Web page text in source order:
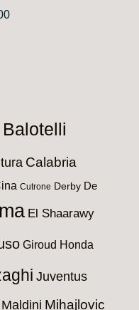
Balotelli
Calabria
Cutrone Derby De
El Shaarawy
Giroud Honda
Juventus
Maldini Mihajlovic